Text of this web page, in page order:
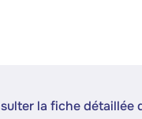
la fiche détaillée